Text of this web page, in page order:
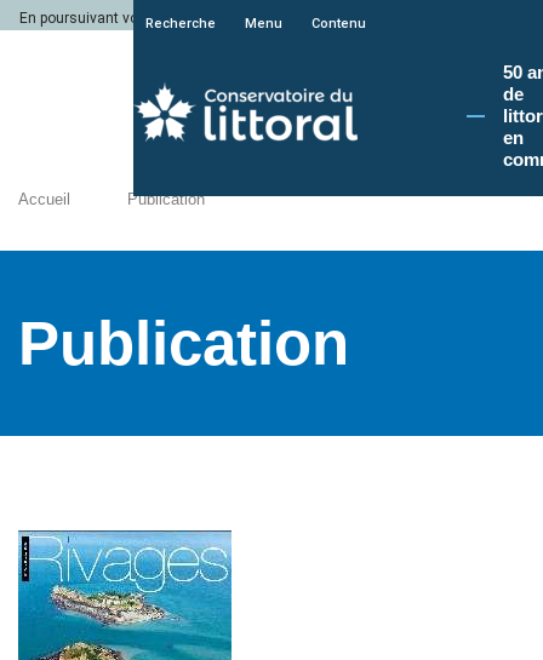
En poursuivant votre navigation sur le site du Conservatoire du littoral, vous
Recherche Menu Contenu
50
de
en
Accueil Publication
Publication